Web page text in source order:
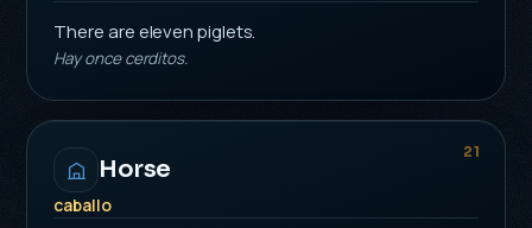
There are eleven piglets.
Hay once cerditos.
21
Horse
caballo